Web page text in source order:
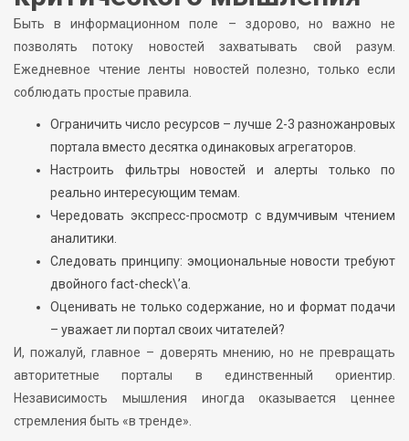
Быть в информационном поле – здорово, но важно не
позволять потоку новостей захватывать свой разум.
Ежедневное чтение ленты новостей полезно, только если
соблюдать простые правила.
Ограничить число ресурсов – лучше 2-3 разножанровых
портала вместо десятка одинаковых агрегаторов.
Настроить фильтры новостей и алерты только по
реально интересующим темам.
Чередовать экспресс-просмотр с вдумчивым чтением
аналитики.
Следовать принципу: эмоциональные новости требуют
двойного fact-check\’а.
Оценивать не только содержание, но и формат подачи
– уважает ли портал своих читателей?
И, пожалуй, главное – доверять мнению, но не превращать
авторитетные порталы в единственный ориентир.
Независимость мышления иногда оказывается ценнее
стремления быть «в тренде».